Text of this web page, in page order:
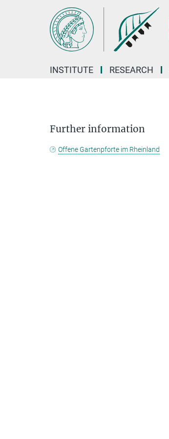
INSTITUTE RESEARCH
Further information
Offene Gartenpforte im Rheinland